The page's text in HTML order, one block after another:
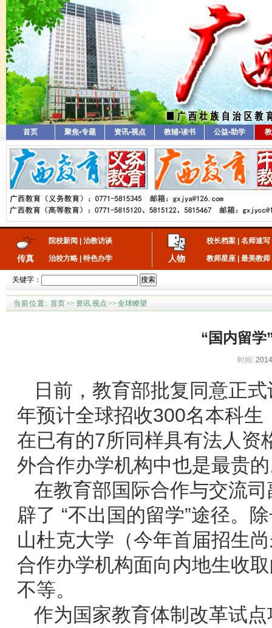
首页 聚焦•专题 资讯•视点 教辅•读书 公益•助学
传真
院校新闻 治教访谈
治校方略 特色办学 人物
校长档案 名师速写
教师星座 最美教师
关键字： 搜索
当前位置: 首页>> 资讯.视点 >> 全球瞭望
“国内留学
时间:
日前，教育部批复同意正
年预计全球招收300名本科
在已有的7所同样具有法人资
外合作办学机构中也是最贵
在教育部国际合作与交流
辟了 “不出国的留学”途径。
山杜克大学（今年首届招生
合作办学机构面向内地生收
不等。
作为国家教育体制改革试